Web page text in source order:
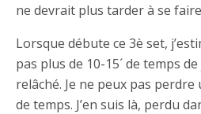
ne devrait plus tarder à se
Lorsque débute ce 3è set,
pas plus de 10-15´ de temps
relâché. Je ne peux pas
de temps. J’en suis là, perdu